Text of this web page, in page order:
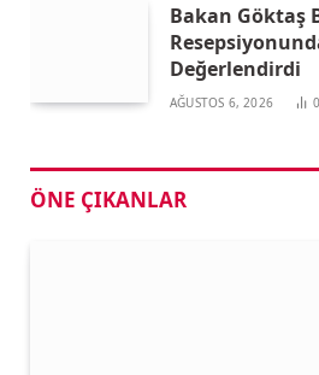
Bakan Göktaş
Değerlendirdi
AĞUSTOS 6, 2026 0
ÖNE ÇIKANLAR